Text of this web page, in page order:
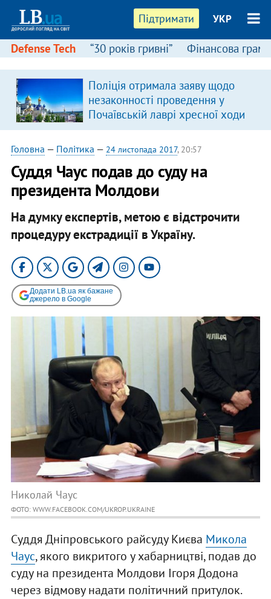
Підтримати УКР
Defense Tech “30 років гривні” Фінансова
Поліція отримала заяву щодо
незаконності проведення у
Почаївській лаврі хресної ходи
Головна — Політика — 24 листопада 2017, 20:57
Суддя Чаус подав до суду на
президента Молдови
На думку експертів, метою є відстрочити
процедуру екстрадиції в Україну.
Додати LB.ua як бажане
джерело в Google
Николай Чаус
ФОТО: WWW.FACEBOOK.COM/UKROP.UKRAINE
Суддя Дніпровського райсуду Києва Микола
Чаус, якого викритого у хабарництві, подав до
суду на президента Молдови Ігоря Додона
через відмову надати політичний притулок.